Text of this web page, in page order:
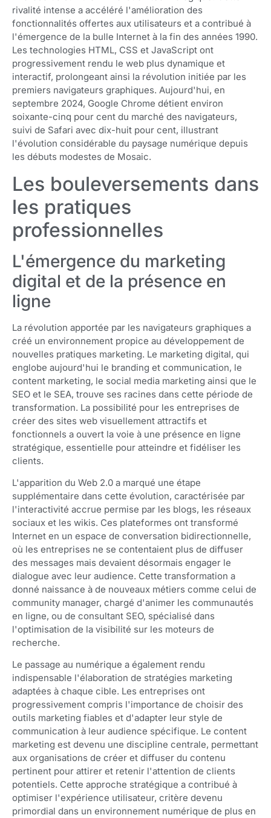
rivalité intense a accéléré l'amélioration des
fonctionnalités offertes aux utilisateurs et a contribué à
l'émergence de la bulle Internet à la fin des années 1990.
Les technologies HTML, CSS et JavaScript ont
progressivement rendu le web plus dynamique et
interactif, prolongeant ainsi la révolution initiée par les
premiers navigateurs graphiques. Aujourd'hui, en
septembre 2024, Google Chrome détient environ
soixante-cinq pour cent du marché des navigateurs,
suivi de Safari avec dix-huit pour cent, illustrant
l'évolution considérable du paysage numérique depuis
les débuts modestes de Mosaic.
Les bouleversements dans
les pratiques
professionnelles
L'émergence du marketing
digital et de la présence en
ligne
La révolution apportée par les navigateurs graphiques a
créé un environnement propice au développement de
nouvelles pratiques marketing. Le marketing digital, qui
englobe aujourd'hui le branding et communication, le
content marketing, le social media marketing ainsi que le
SEO et le SEA, trouve ses racines dans cette période de
transformation. La possibilité pour les entreprises de
créer des sites web visuellement attractifs et
fonctionnels a ouvert la voie à une présence en ligne
stratégique, essentielle pour atteindre et fidéliser les
clients.
L'apparition du Web 2.0 a marqué une étape
supplémentaire dans cette évolution, caractérisée par
l'interactivité accrue permise par les blogs, les réseaux
sociaux et les wikis. Ces plateformes ont transformé
Internet en un espace de conversation bidirectionnelle,
où les entreprises ne se contentaient plus de diffuser
des messages mais devaient désormais engager le
dialogue avec leur audience. Cette transformation a
donné naissance à de nouveaux métiers comme celui de
community manager, chargé d'animer les communautés
en ligne, ou de consultant SEO, spécialisé dans
l'optimisation de la visibilité sur les moteurs de
recherche.
Le passage au numérique a également rendu
indispensable l'élaboration de stratégies marketing
adaptées à chaque cible. Les entreprises ont
progressivement compris l'importance de choisir des
outils marketing fiables et d'adapter leur style de
communication à leur audience spécifique. Le content
marketing est devenu une discipline centrale, permettant
aux organisations de créer et diffuser du contenu
pertinent pour attirer et retenir l'attention de clients
potentiels. Cette approche stratégique a contribué à
optimiser l'expérience utilisateur, critère devenu
primordial dans un environnement numérique de plus en